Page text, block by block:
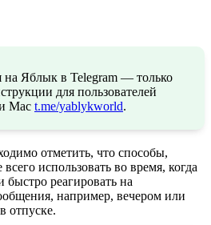
на Яблык в Telegram — только
для пользователей
Mac t.me/yablykworld.
отметить, что способы,
использовать во время, когда
быстро реагировать на
например, вечером или
отпуске.